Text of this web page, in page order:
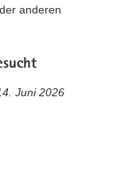
anderen
Juni 2026